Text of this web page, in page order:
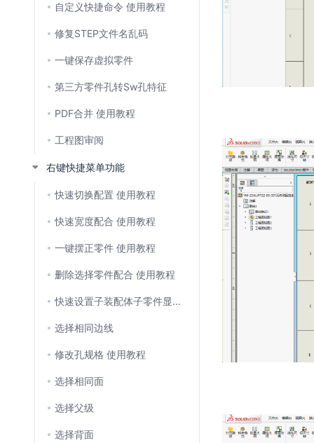
自定义快捷命令 使用教程
修复STEP文件名乱码
一键保存虚拟零件
第三方零件孔转Sw孔特征
PDF合并 使用教程
工程图审阅
右键快捷菜单功能
快速切换配置 使用教程
快速宽度配合 使用教程
一键摆正零件 使用教程
删除选择零件配合 使用教程
快速设置子装配体子零件显示状态 使用教程
选择相同边线
修改孔规格 使用教程
选择相同面
选择父级
选择背面